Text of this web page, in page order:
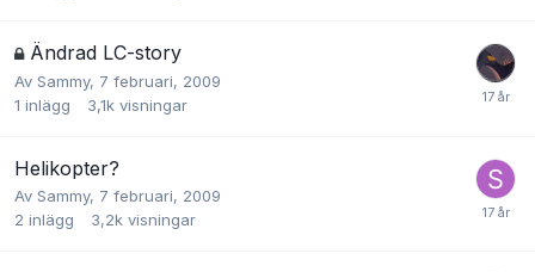
Ändrad LC-story
Av Sammy, 7 februari, 2009
1 inlägg 3,1k visningar
Helikopter?
Av Sammy, 7 februari, 2009
2 inlägg 3,2k visningar